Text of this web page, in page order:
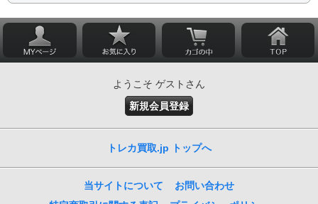
ようこそ ゲストさん
新規会員登録
トレカ買取.jp トップへ
当サイトについて
お問い合わせ